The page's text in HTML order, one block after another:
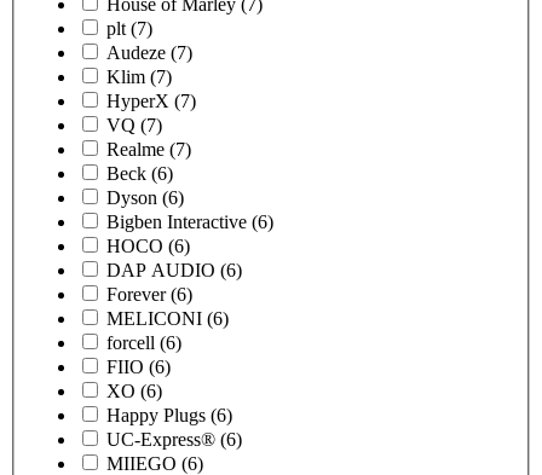
plt (7)
Audeze (7)
Klim (7)
HyperX (7)
VQ (7)
Realme (7)
Beck (6)
Dyson (6)
Bigben Interactive (6)
HOCO (6)
DAP AUDIO (6)
Forever (6)
MELICONI (6)
forcell (6)
FIIO (6)
XO (6)
Happy Plugs (6)
UC-Express® (6)
MIIEGO (6)